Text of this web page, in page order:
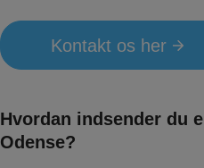
Kontakt os her
Hvordan indsender du
Odense?